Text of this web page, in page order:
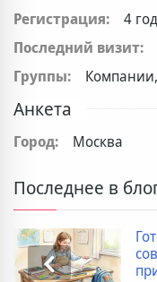
Регистрация:
4
Последний визит:
Группы:
Анкета
Город: Москва
Последнее в